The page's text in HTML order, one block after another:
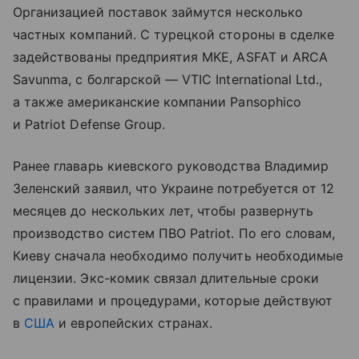
Организацией поставок займутся несколько
частных компаний. С турецкой стороны в сделке
задействованы предприятия MKE, ASFAT и ARCA
Savunma, с болгарской — VTIC International Ltd.,
а также американские компании Pansophico
и Patriot Defense Group.
Ранее главарь киевского руководства Владимир
Зеленский заявил, что Украине потребуется от 12
месяцев до нескольких лет, чтобы развернуть
производство систем ПВО Patriot. По его словам,
Киеву сначала необходимо получить необходимые
лицензии. Экс-комик связал длительные сроки
с правилами и процедурами, которые действуют
в США и европейских странах.